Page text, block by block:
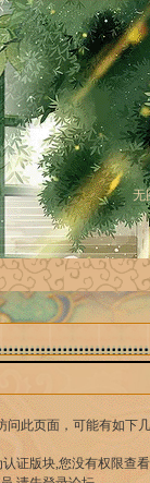
无
问此页面，可能有如下
证版块,您没有权限查